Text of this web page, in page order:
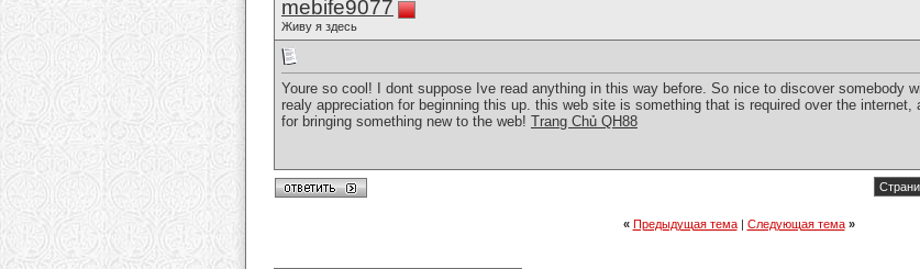
mebife9077
Живу я здесь
Youre so cool! I dont suppose Ive read anything in this way before. So nice to discover somebody
realy appreciation for beginning this up. this web site is something that is required over the
for bringing something new to the web! Trang Chủ QH88
« Предыдущая тема| Следующая тема »